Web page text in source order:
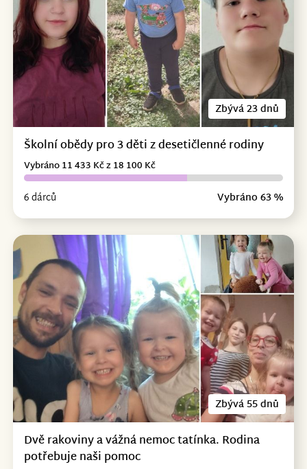
Zbývá 23 dnů
Školní obědy pro 3 děti z desetičlenné rodiny
6 dárců Vybráno 63 %
Vybráno 11 433 Kč z 18 100 Kč
Zbývá 55 dnů
Dvě rakoviny a vážná nemoc tatínka. Rodina
potřebuje naši pomoc